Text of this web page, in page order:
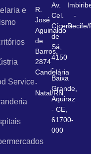
e
Service
R.
José
Aguinaldo
de
Barros,
2874
Candelária
-
Natal/RN
Av.
Cel.
Cícero
de
Sá,
4150
-
Baixa
Grande,
Aquiraz
- CE,
61700-
000
-
Recife/